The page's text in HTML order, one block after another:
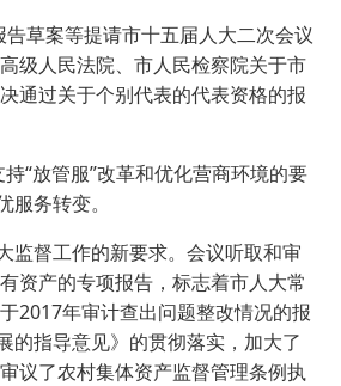
草案等提请市十五届人大二次会议
级人民法院、市人民检察院关于市
通过关于个别代表的代表资格的报
“放管服”改革和优化营商环境的要
务转变。
监督工作的新要求。会议听取和审
资产的专项报告，标志着市人大常
2017年审计查出问题整改情况的报
的指导意见》的贯彻落实，加大了
议了农村集体资产监督管理条例执